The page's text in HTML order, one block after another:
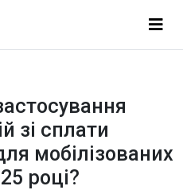
зі сплати
мобілізованих
році?